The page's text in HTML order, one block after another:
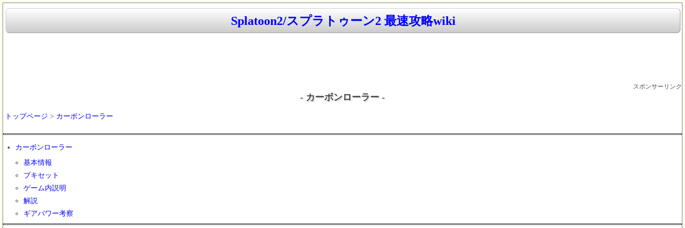
Splatoon2/スプラトゥーン2 最速攻略wiki
スポンサーリンク
- カーボンローラー -
トップページ > カーボンローラー
カーボンローラー
基本情報
ブキセット
ゲーム内説明
解説
ギアパワー考察